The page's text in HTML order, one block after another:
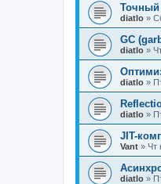
Точный
diatlo »
GC
diatlo »
diatlo »
diatlo »
JIT-
Vant » Чт
diatlo »